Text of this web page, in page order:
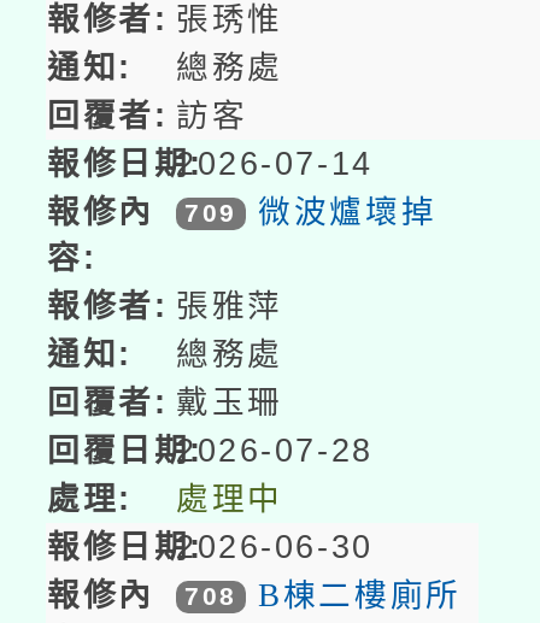
張琇惟
總務處
訪客
2026-07-14
709 微波爐壞掉
張雅萍
總務處
戴玉珊
2026-07-28
處理中
2026-06-30
708
B棟二樓廁所